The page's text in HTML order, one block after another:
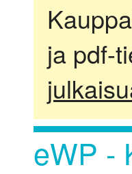
ja pdf-
eWP -